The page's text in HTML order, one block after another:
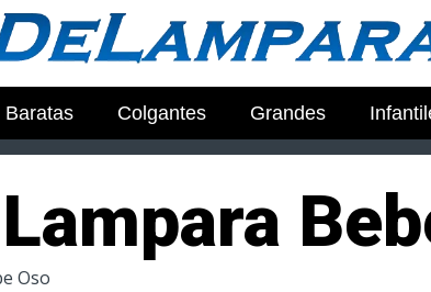
Baratas Colgantes Grandes
Lampara
Oso